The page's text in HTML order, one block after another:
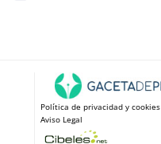
Política de privacidad y cookies
Aviso Legal